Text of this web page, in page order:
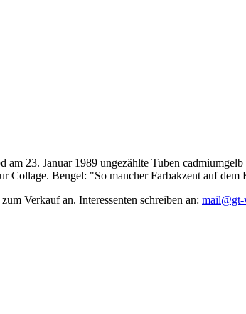
am 23. Januar 1989 ungezählte Tuben
Collage. Bengel: "So mancher Farbakzent auf
Verkauf an. Interessenten schreiben an: